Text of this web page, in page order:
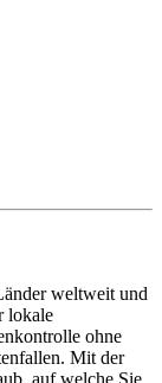
weltweit und
lokale
ohne
Mit der
auf welche Sie